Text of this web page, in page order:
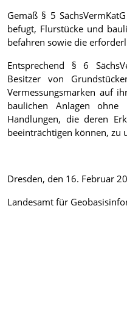
Gemäß § 5
befugt, Flurstücke und
befahren sowie die
Entsprechend § 6
Besitzer von
Vermessungsmarken auf
baulichen Anlagen ohne
Handlungen, die deren
beeinträchtigen können, zu
Dresden, den 16. Februar
Landesamt für